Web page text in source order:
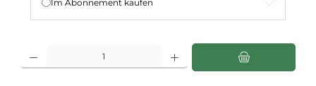
Im Abonnement kaufen